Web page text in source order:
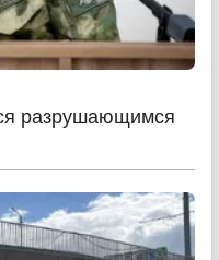
разрушающимся